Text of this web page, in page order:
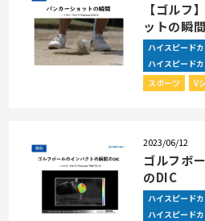
【ゴルフ
ットの瞬間
ハイスピード
ハイスピード
スポーツ
V
2023/06/12
ゴルフボ
のDIC
ハイスピード
ハイスピード